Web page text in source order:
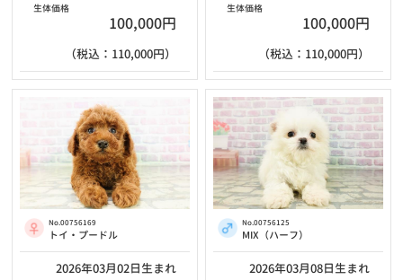
生体価格
100,000円
（税込：110,000円）
生体価格
100,000円
（税込：110,000円）
No.00756169
トイ・プードル
2026年03月02日生まれ
No.00756125
MIX（ハーフ）
2026年03月08日生まれ